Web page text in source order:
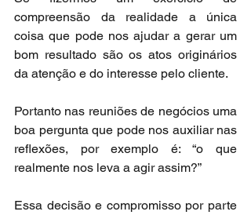
compreensão da realidade a única
coisa que pode nos ajudar a gerar um
bom resultado são os atos originários
da atenção e do interesse pelo cliente.
Portanto nas reuniões de negócios uma
boa pergunta que pode nos auxiliar nas
reflexões, por exemplo é: “o que
realmente nos leva a agir assim?”
Essa decisão e compromisso por parte